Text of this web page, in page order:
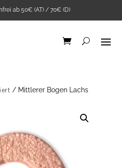
ab 50€ (AT) / 70€ (D)
/ Mittlerer Bogen Lachs
2Stk. Iron-on Web-
Patch Affirmationen